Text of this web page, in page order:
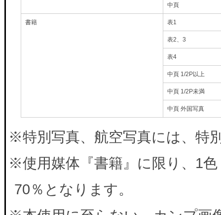
中頁
書籍 表1
表2、3
表4
中頁 1/2P以上
中頁 1/2P未満
中頁 外国写真
※特別写真、航空写真には、特
※使用媒体『書籍』に限り、1
70％となります。